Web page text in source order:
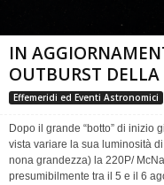
IN
OUTBURST
Effemeridi ed Eventi Astronomici
Dopo il grande “botto” di inizio
vista variare la sua luminosità
nona grandezza) la 220P/
presumibilmente tra il 5 e il 6